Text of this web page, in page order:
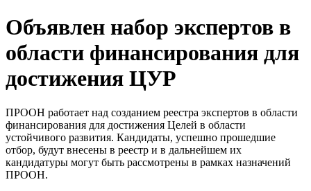
Объявлен набор экспертов в
области финансирования для
достижения ЦУР
ПРООН работает над созданием реестра экспертов в области
финансирования для достижения Целей в области
устойчивого развития. Кандидаты, успешно прошедшие
отбор, будут внесены в реестр и в дальнейшем их
кандидатуры могут быть рассмотрены в рамках назначений
ПРООН.